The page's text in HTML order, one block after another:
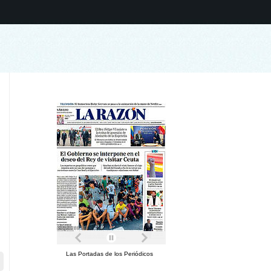
Las Portadas de los Periódicos